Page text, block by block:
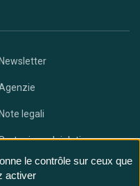
Newsletter
Note legali
dei dati
le contrôle sur ceux que
activer